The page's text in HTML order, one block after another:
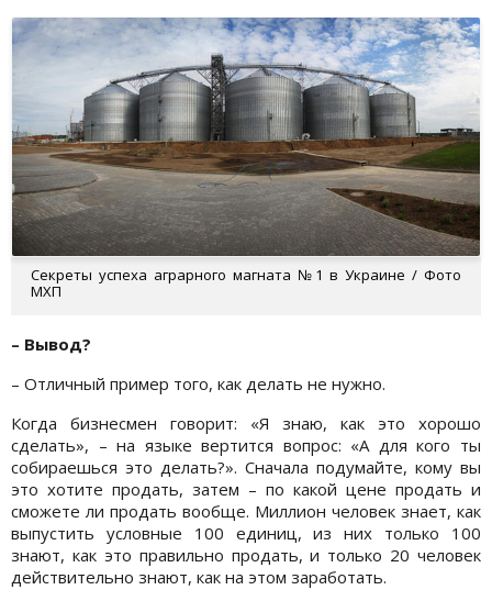
Секреты успеха аграрного магната №1 в Украине / Фото
МХП
– Вывод?
– Отличный пример того, как делать не нужно.
Когда бизнесмен говорит: «Я знаю, как это хорошо
сделать», – на языке вертится вопрос: «А для кого ты
собираешься это делать?». Сначала подумайте, кому вы
это хотите продать, затем – по какой цене продать и
сможете ли продать вообще. Миллион человек знает, как
выпустить условные 100 единиц, из них только 100
знают, как это правильно продать, и только 20 человек
действительно знают, как на этом заработать.